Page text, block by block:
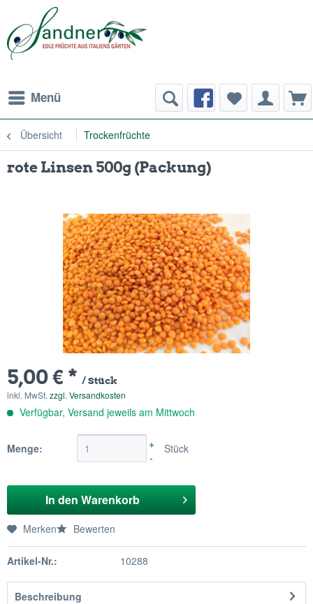
Menü
Übersicht Trockenfrüchte
rote Linsen 500g (Packung)
5,00 € * / Stück
inkl. MwSt. zzgl. Versandkosten
Verfügbar, Versand jeweils am Mittwoch
Menge:
+
-
Stück
In den Warenkorb
Merken Bewerten
Artikel-Nr.: 10288
Beschreibung